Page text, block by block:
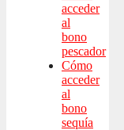
acceder
al
bono
pescador
Cómo
acceder
al
bono
sequía